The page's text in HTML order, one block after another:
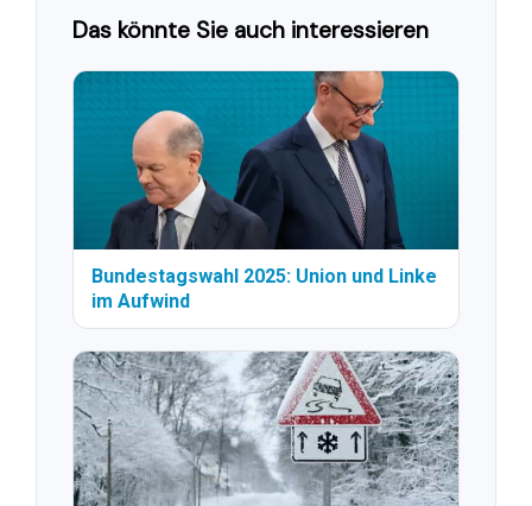
Das könnte Sie auch interessieren
Bundestagswahl 2025: Union und Linke
im Aufwind